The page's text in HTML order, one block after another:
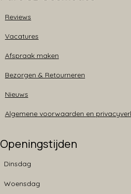
Reviews
Vacatures
Afspraak maken
Bezorgen & Retourneren
Nieuws
Algemene voorwaarden en
Openingstijden
Dinsdag
Woensdag